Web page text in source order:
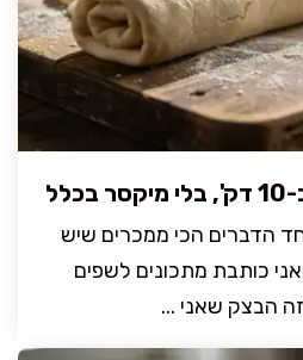
הדברים הכי ממכרים שיש
כותבת מתכונים לשפים
זה הבצק שאני ...